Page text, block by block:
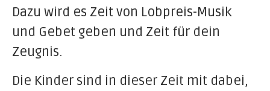
Dazu wird es Zeit von Lobpreis-Musik
und Gebet geben und Zeit für dein
Zeugnis.
Die Kinder sind in dieser Zeit mit dabei,